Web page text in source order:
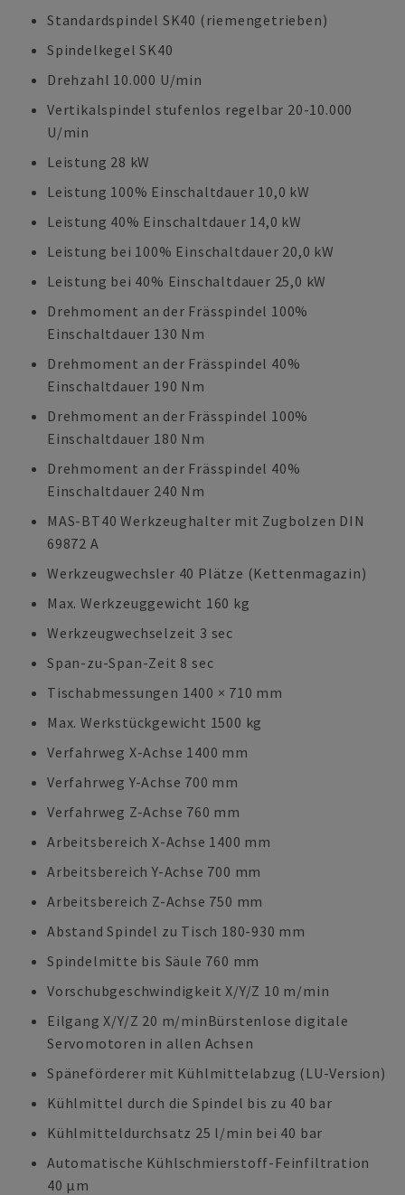
Standardspindel SK40 (riemengetrieben)
Spindelkegel SK40
Drehzahl 10.000 U/min
Vertikalspindel stufenlos regelbar 20-10.000
U/min
Leistung 28 kW
Leistung 100% Einschaltdauer 10,0 kW
Leistung 40% Einschaltdauer 14,0 kW
Leistung bei 100% Einschaltdauer 20,0 kW
Leistung bei 40% Einschaltdauer 25,0 kW
Drehmoment an der Frässpindel 100%
Einschaltdauer 130 Nm
Drehmoment an der Frässpindel 40%
Einschaltdauer 190 Nm
Drehmoment an der Frässpindel 100%
Einschaltdauer 180 Nm
Drehmoment an der Frässpindel 40%
Einschaltdauer 240 Nm
MAS-BT40 Werkzeughalter mit Zugbolzen DIN
69872 A
Werkzeugwechsler 40 Plätze (Kettenmagazin)
Max. Werkzeuggewicht 160 kg
Werkzeugwechselzeit 3 sec
Span-zu-Span-Zeit 8 sec
Tischabmessungen 1400 × 710 mm
Max. Werkstückgewicht 1500 kg
Verfahrweg X-Achse 1400 mm
Verfahrweg Y-Achse 700 mm
Verfahrweg Z-Achse 760 mm
Arbeitsbereich X-Achse 1400 mm
Arbeitsbereich Y-Achse 700 mm
Arbeitsbereich Z-Achse 750 mm
Abstand Spindel zu Tisch 180-930 mm
Spindelmitte bis Säule 760 mm
Vorschubgeschwindigkeit X/Y/Z 10 m/min
Eilgang X/Y/Z 20 m/minBürstenlose digitale
Servomotoren in allen Achsen
Späneförderer mit Kühlmittelabzug (LU-Version)
Kühlmittel durch die Spindel bis zu 40 bar
Kühlmitteldurchsatz 25 l/min bei 40 bar
Automatische Kühlschmierstoff-Feinfiltration
40 µm